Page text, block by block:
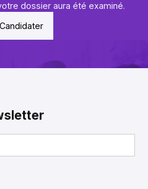
dossier aura été examiné.
Candidater